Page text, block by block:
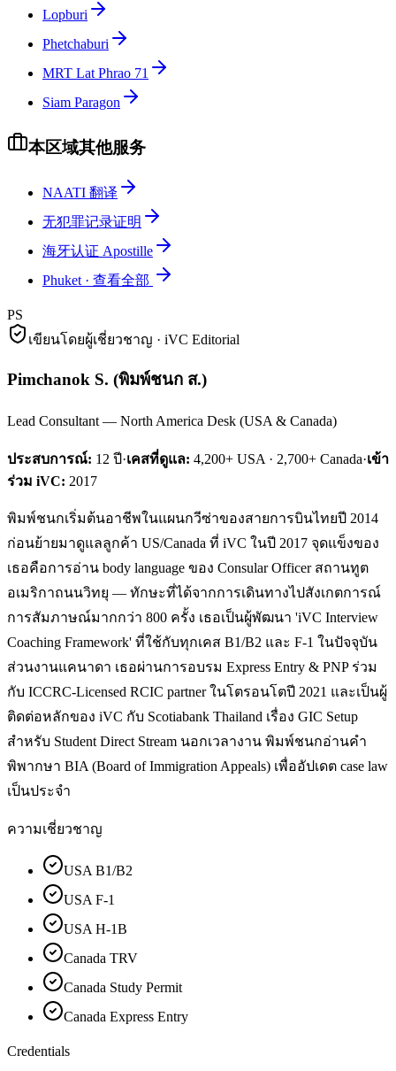
Lopburi
Phetchaburi
MRT Lat Phrao 71
Siam Paragon
本区域其他服务
NAATI 翻译
无犯罪记录证明
海牙认证 Apostille
Phuket · 查看全部
PS
เขียนโดยผู้เชี่ยวชาญ · iVC Editorial
Pimchanok S. (พิมพ์ชนก ส.)
Lead Consultant — North America Desk (USA & Canada)
ประสบการณ์: 12 ปี·เคสที่ดูแล: 4,200+ USA · 2,700+ Canada·เข้า
ร่วม iVC: 2017
พิมพ์ชนกเริ่มต้นอาชีพในแผนกวีซ่าของสายการบินไทยปี 2014
ก่อนย้ายมาดูแลลูกค้า US/Canada ที่ iVC ในปี 2017 จุดแข็งของ
เธอคือการอ่าน body language ของ Consular Officer สถานทูต
อเมริกาถนนวิทยุ — ทักษะที่ได้จากการเดินทางไปสังเกตการณ์
การสัมภาษณ์มากกว่า 800 ครั้ง เธอเป็นผู้พัฒนา 'iVC Interview
Coaching Framework' ที่ใช้กับทุกเคส B1/B2 และ F-1 ในปัจจุบัน
ส่วนงานแคนาดา เธอผ่านการอบรม Express Entry & PNP ร่วม
กับ ICCRC-Licensed RCIC partner ในโตรอนโตปี 2021 และเป็นผู้
ติดต่อหลักของ iVC กับ Scotiabank Thailand เรื่อง GIC Setup
สำหรับ Student Direct Stream นอกเวลางาน พิมพ์ชนกอ่านคำ
พิพากษา BIA (Board of Immigration Appeals) เพื่ออัปเดต case law
เป็นประจำ
ความเชี่ยวชาญ
USA B1/B2
USA F-1
USA H-1B
Canada TRV
Canada Study Permit
Canada Express Entry
Credentials